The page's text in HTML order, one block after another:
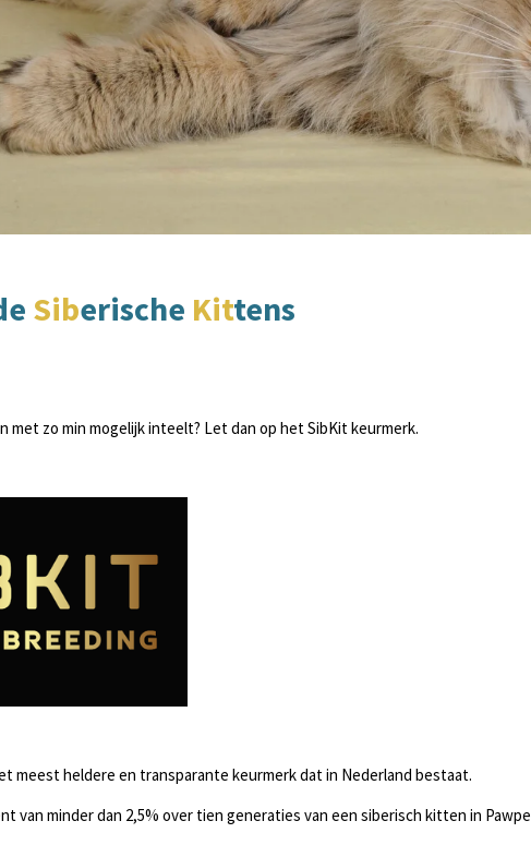
Siberische Kittens
met zo min mogelijk inteelt? Let dan op het SibKit keurmerk.
meest heldere en transparante keurmerk dat in Nederland bestaat.
van minder dan 2,5% over tien generaties van een siberisch kitten in